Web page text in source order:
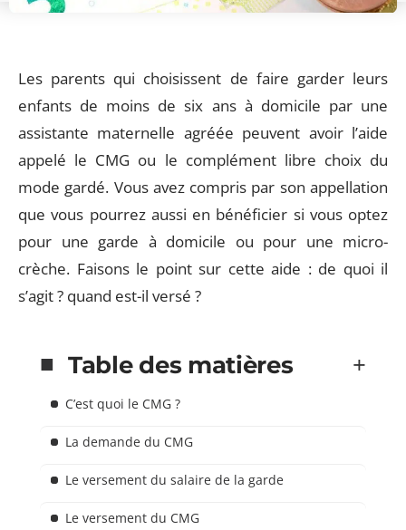
Les parents qui choisissent de faire garder leurs
enfants de moins de six ans à domicile par une
assistante maternelle agréée peuvent avoir l’aide
appelé le CMG ou le complément libre choix du
mode gardé. Vous avez compris par son appellation
que vous pourrez aussi en bénéficier si vous optez
pour une garde à domicile ou pour une micro-
crèche. Faisons le point sur cette aide : de quoi il
s’agit ? quand est-il versé ?
Table des matières
C’est quoi le CMG ?
La demande du CMG
Le versement du salaire de la garde
Le versement du CMG